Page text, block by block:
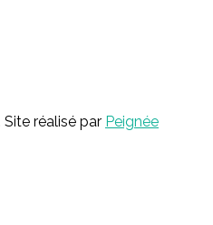
réalisé par Peignée